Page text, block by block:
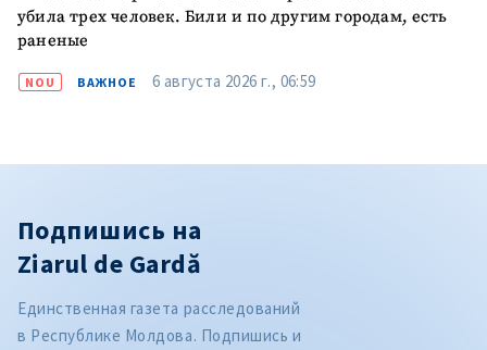
убила трех человек. Били и по другим городам, есть
раненые
NOU ВАЖНОЕ 6 августа 2026 г., 06:59
Подпишись на
Ziarul de Gardă
Единственная газета расследований
в Республике Молдова. Подпишись и